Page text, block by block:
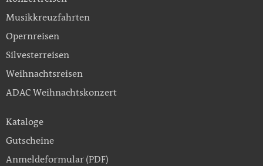
Musikkreuzfahrten
Opernreisen
Silvesterreisen
Weihnachtsreisen
ADAC Weihnachtskonzert
Kataloge
Gutscheine
Anmeldeformular (PDF)